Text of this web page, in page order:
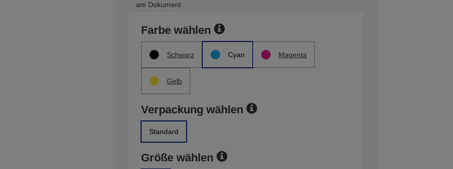
am Dokument
Farbe wählen
Schwarz Cyan Magenta
Gelb
Verpackung wählen
Standard
Größe wählen